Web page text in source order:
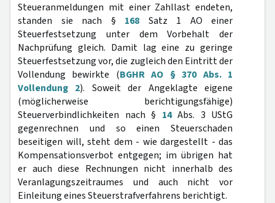
Steueranmeldungen mit einer Zahllast endeten,
standen sie nach § 168 Satz 1 AO einer
Steuerfestsetzung unter dem Vorbehalt der
Nachprüfung gleich. Damit lag eine zu geringe
Steuerfestsetzung vor, die zugleich den Eintritt der
Vollendung bewirkte (BGHR AO § 370 Abs. 1
Vollendung 2). Soweit der Angeklagte eigene
(möglicherweise berichtigungsfähige)
Steuerverbindlichkeiten nach § 14Abs. 3 UStG
gegenrechnen und so einen Steuerschaden
beseitigen will, steht dem - wie dargestellt - das
Kompensationsverbot entgegen; im übrigen hat
er auch diese Rechnungen nicht innerhalb des
Veranlagungszeitraumes und auch nicht vor
Einleitung eines Steuerstrafverfahrens berichtigt.